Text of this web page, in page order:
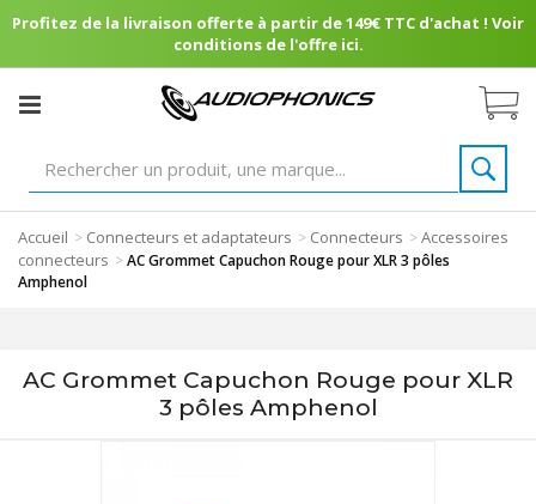
Profitez de la livraison offerte à partir de 149€ TTC d'achat ! Voir
conditions de l'offre ici.
Accueil > Connecteurs et adaptateurs > Connecteurs >Accessoires
connecteurs >AC Grommet Capuchon Rouge pour XLR 3 pôles
Amphenol
AC Grommet Capuchon Rouge pour XLR
3 pôles Amphenol